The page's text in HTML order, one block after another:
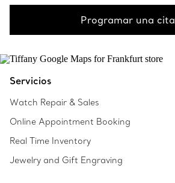
Programar una cita
Servicios
Watch Repair & Sales
Online Appointment Booking
Real Time Inventory
Jewelry and Gift Engraving